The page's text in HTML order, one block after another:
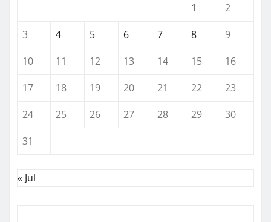
1
2
3
4 5 6 7 8
9
10
11 12 13 14 15
16
17
18 19 20 21 22
23
24
25 26 27 28 29
30
31
« Jul